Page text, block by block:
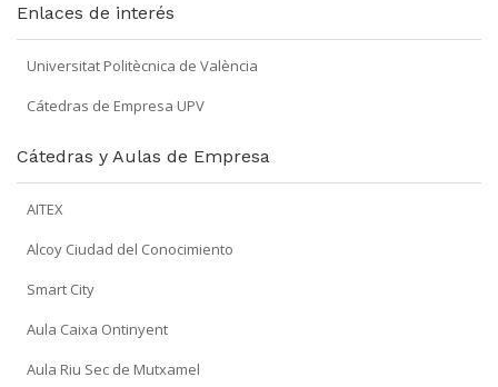
Enlaces de interés
Universitat Politècnica de València
Cátedras de Empresa UPV
Cátedras y Aulas de Empresa
AITEX
Alcoy Ciudad del Conocimiento
Smart City
Aula Caixa Ontinyent
Aula Riu Sec de Mutxamel